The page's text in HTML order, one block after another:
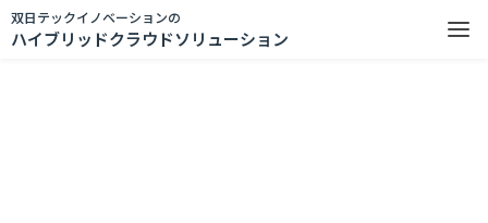
双日テックイノベーションの
ハイブリッドクラウドソリューション